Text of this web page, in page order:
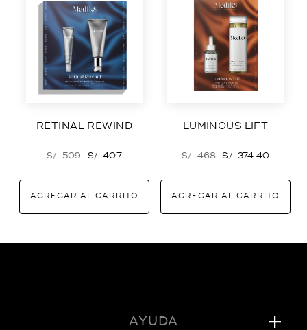
RETINAL REWIND
S/. 509 S/. 407
AGREGAR AL CARRITO
LUMINOUS LIFT
S/. 468 S/. 374.40
AGREGAR AL CARRITO
AYUDA